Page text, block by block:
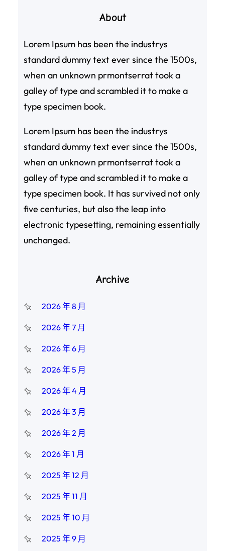
About
Lorem Ipsum has been the industrys
standard dummy text ever since the 1500s,
when an unknown prmontserrat took a
galley of type and scrambled it to make a
type specimen book.
Lorem Ipsum has been the industrys
standard dummy text ever since the 1500s,
when an unknown prmontserrat took a
galley of type and scrambled it to make a
type specimen book. It has survived not only
five centuries, but also the leap into
electronic typesetting, remaining essentially
unchanged.
Archive
2026 年 8 月
2026 年 7 月
2026 年 6 月
2026 年 5 月
2026 年 4 月
2026 年 3 月
2026 年 2 月
2026 年 1 月
2025 年 12 月
2025 年 11 月
2025 年 10 月
2025 年 9 月